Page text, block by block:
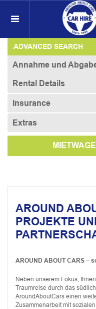
ADVANCED SEARCH
Annahme und
Rental Details
Insurance
Extras
AROUND
PROJEKTE
AROUND ABOUT CARS –
Neben unserem Fokus,
Traumreise durch das
AroundAboutCars einen
Zusammenarbeit mit